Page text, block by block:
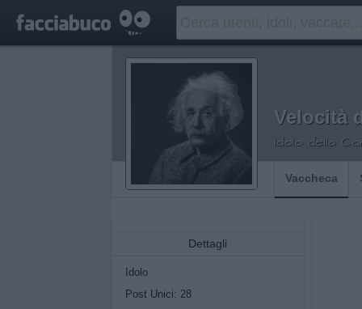
Velocità
Idolo della
Vaccheca
Dettagli
Idolo
Post Unici: 28